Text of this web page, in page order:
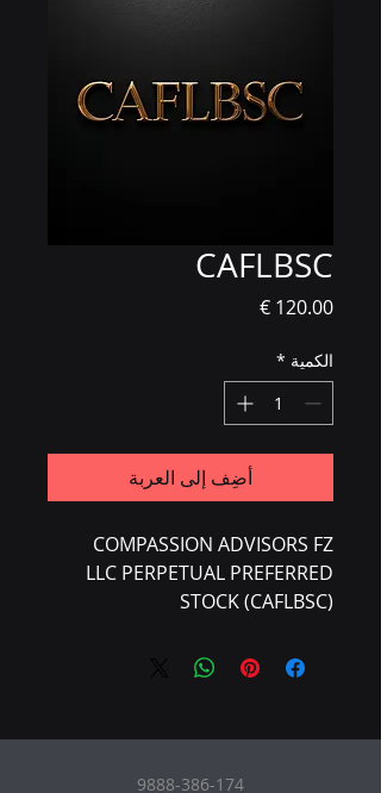
CAFLBSC
السعر
الكمية *
أضِف إلى العربة
COMPASSION ADVISORS FZ
LLC PERPETUAL PREFERRED
STOCK (CAFLBSC)
9888-386-174